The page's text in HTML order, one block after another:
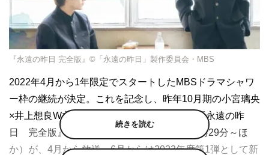
『永遠の昨日 完全版』©「永遠の昨日」製作委員会・MBS
2022年4月から1年限定でスタートしたMBSドラマシャワ
ー枠の継続が決定。これを記念し、昨年10月期の小宮璃央
×井上想良W主演『永遠の昨日』の再編集版『永遠の昨
日 完全版』（MBSほか 毎週木曜 深夜1時29分～ほ
か）が、4月から放送。6月からは2023年度第1弾として新
続きを読む